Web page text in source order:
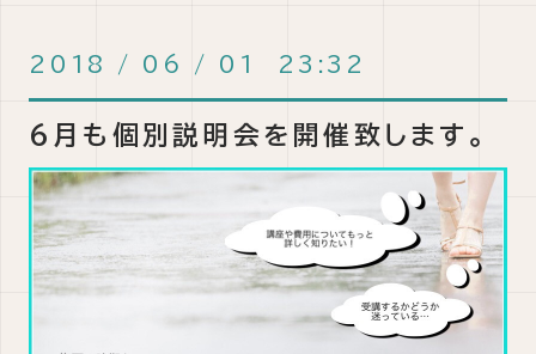
2018 / 06 / 01 23:32
6月も個別説明会を開催致します。